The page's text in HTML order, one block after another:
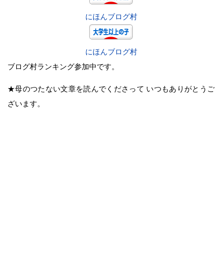
にほんブログ村
にほんブログ村
ブログ村ランキング参加中です。
★母のつたない文章を読んでくださって いつもありがとうご
ざいます。